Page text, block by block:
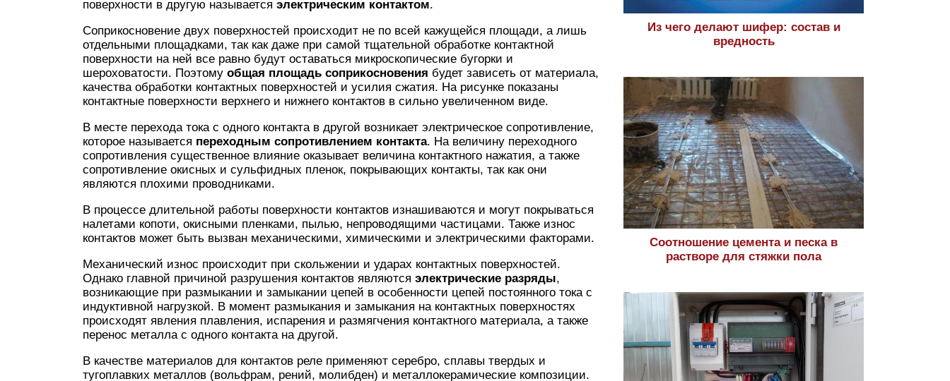
поверхности в другую называется электрическим контактом.
Соприкосновение двух поверхностей происходит не по всей кажущейся площади, а лишь
отдельными площадками, так как даже при самой тщательной обработке контактной
поверхности на ней все равно будут оставаться микроскопические бугорки и
шероховатости. Поэтому общая площадь соприкосновения будет зависеть от материала,
качества обработки контактных поверхностей и усилия сжатия. На рисунке показаны
контактные поверхности верхнего и нижнего контактов в сильно увеличенном виде.
В месте перехода тока с одного контакта в другой возникает электрическое сопротивление,
которое называется переходным сопротивлением контакта. На величину переходного
сопротивления существенное влияние оказывает величина контактного нажатия, а также
сопротивление окисных и сульфидных пленок, покрывающих контакты, так как они
являются плохими проводниками.
В процессе длительной работы поверхности контактов изнашиваются и могут покрываться
налетами копоти, окисными пленками, пылью, непроводящими частицами. Также износ
контактов может быть вызван механическими, химическими и электрическими факторами.
Механический износ происходит при скольжении и ударах контактных поверхностей.
Однако главной причиной разрушения контактов являются электрические разряды,
возникающие при размыкании и замыкании цепей в особенности цепей постоянного тока с
индуктивной нагрузкой. В момент размыкания и замыкания на контактных поверхностях
происходят явления плавления, испарения и размягчения контактного материала, а также
перенос металла с одного контакта на другой.
В качестве материалов для контактов реле применяют серебро, сплавы твердых и
тугоплавких металлов (вольфрам, рений, молибден) и металлокерамические композиции.
Из чего делают шифер: состав и
вредность
Соотношение цемента и песка в
растворе для стяжки пола